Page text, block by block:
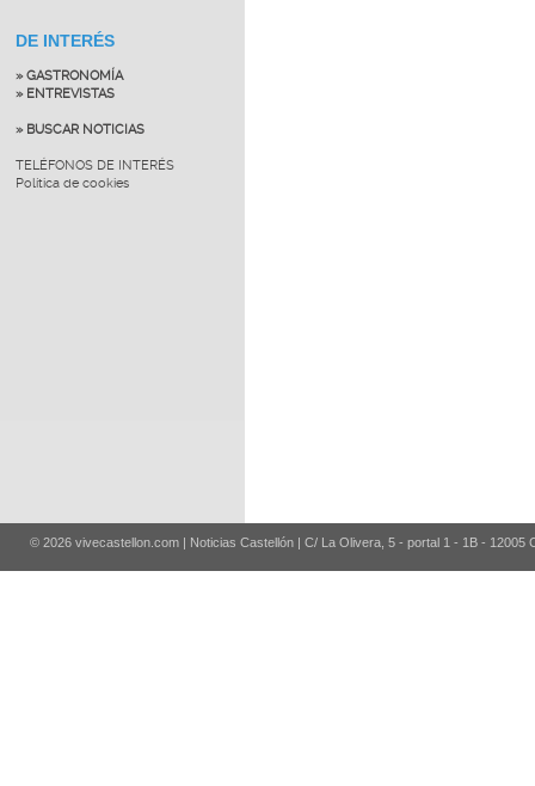
DE INTERÉS
» GASTRONOMÍA
» ENTREVISTAS
» BUSCAR NOTICIAS
TELÉFONOS DE INTERÉS
Política de cookies
© 2026 vivecastellon.com | Noticias Castellón | C/ La Olivera, 5 - portal 1 - 1B - 12005